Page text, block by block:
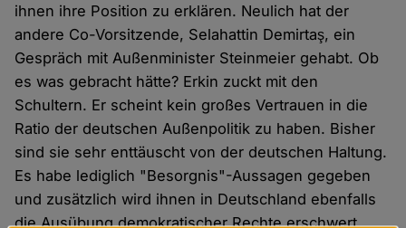
ihnen ihre Position zu erklären. Neulich hat der
andere Co-Vorsitzende, Selahattin Demirtaş, ein
Gespräch mit Außenminister Steinmeier gehabt. Ob
es was gebracht hätte? Erkin zuckt mit den
Schultern. Er scheint kein großes Vertrauen in die
Ratio der deutschen Außenpolitik zu haben. Bisher
sind sie sehr enttäuscht von der deutschen Haltung.
Es habe lediglich "Besorgnis"-Aussagen gegeben
und zusätzlich wird ihnen in Deutschland ebenfalls
die Ausübung demokratischer Rechte erschwert.